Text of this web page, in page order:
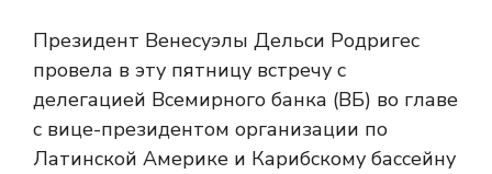
Президент Венесуэлы Дельси Родригес
провела в эту пятницу встречу с
делегацией Всемирного банка (ВБ) во главе
с вице-президентом организации по
Латинской Америке и Карибскому бассейну